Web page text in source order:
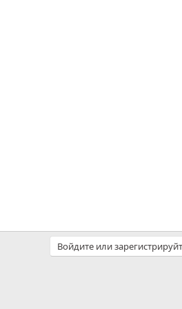
Войдите или